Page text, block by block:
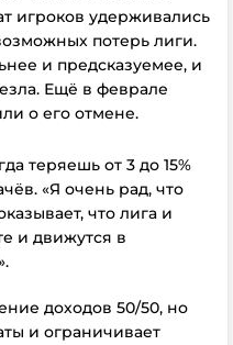
игроков удерживались
потерь лиги.
и предсказуемее, и
Ещё в феврале
о его отмене.
теряешь от 3 до 15%
«Я очень рад, что
что лига и
и движутся в
доходов 50/50, но
и ограничивает